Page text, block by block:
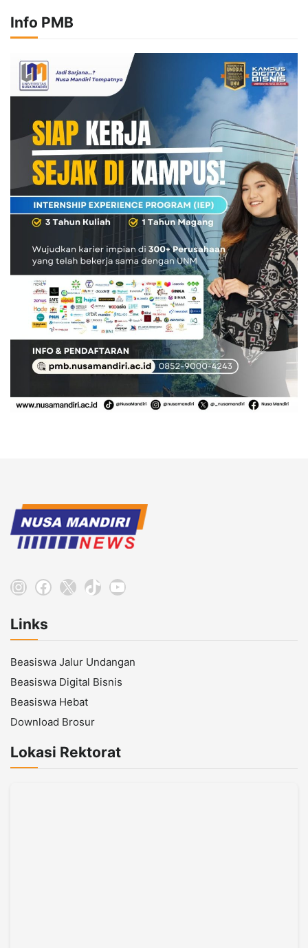
Info PMB
Instagram
Facebook
X TikTokYouTube
Links
Beasiswa Jalur Undangan
Beasiswa Digital Bisnis
Beasiswa Hebat
Download Brosur
Lokasi Rektorat